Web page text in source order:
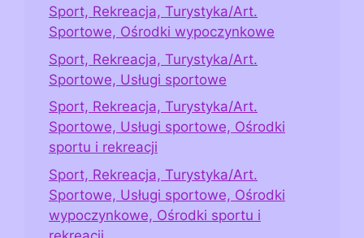
Sport, Rekreacja, Turystyka/Art.
Sportowe, Ośrodki wypoczynkowe
Sport, Rekreacja, Turystyka/Art.
Sportowe, Usługi sportowe
Sport, Rekreacja, Turystyka/Art.
Sportowe, Usługi sportowe, Ośrodki
sportu i rekreacji
Sport, Rekreacja, Turystyka/Art.
Sportowe, Usługi sportowe, Ośrodki
wypoczynkowe, Ośrodki sportu i